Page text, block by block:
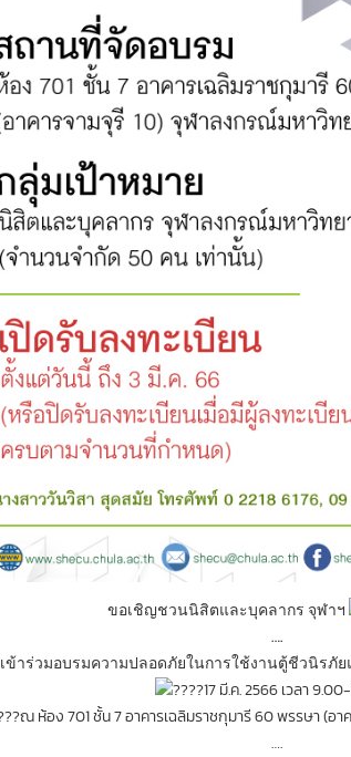
ขอเชิญชวนนิสิตและบุคลากร จุฬาฯ
….
เข้าร่วมอบรมความปลอดภัยในการใช้งานตู้ชีวนิรภั
17 มี.ค. 2566 เวลา
ณ ห้อง 701 ชั้น 7 อาคารเฉลิมราชกุมารี 60 พรรษา (อ
….